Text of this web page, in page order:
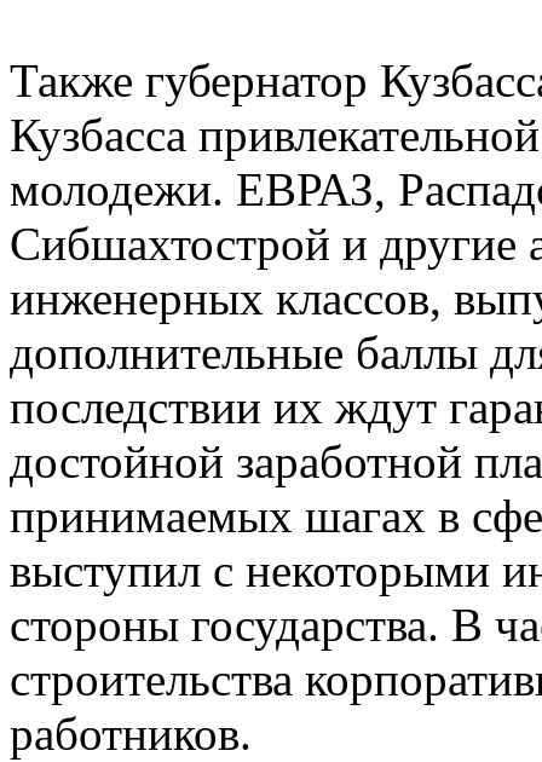
Также губернатор
Кузбасса
молодежи. ЕВРАЗ,
Сибшахтострой и другие
инженерных классов,
дополнительные баллы
последствии их ждут
достойной заработной
принимаемых шагах в
выступил с некоторыми
стороны государства. В
строительства
работников.